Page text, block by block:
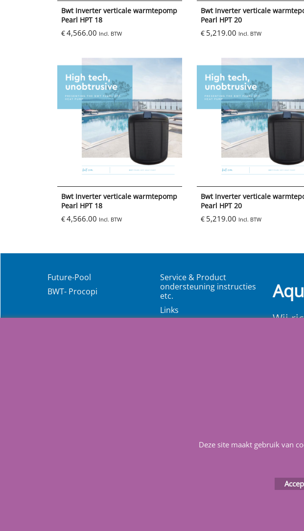
Bwt Inverter verticale warmtepomp
Pearl HPT 18
€4,566.00 Incl. BTW
Bwt Inverter verticale
Pearl HPT 20
€ 5,219.00 Incl. BTW
Bwt Inverter verticale warmtepomp
Pearl HPT 18
€4,566.00 Incl. BTW
Bwt Inverter verticale
Pearl HPT 20
€ 5,219.00 Incl. BTW
Future-Pool
BWT- Procopi
Service & Product
ondersteuning instructies
etc.
Links
Wij
Deze site maakt gebruik van